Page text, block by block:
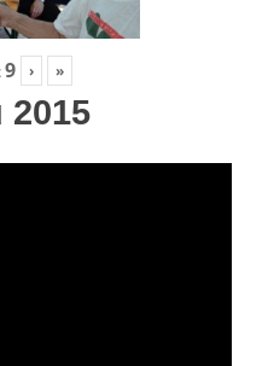
9 › »